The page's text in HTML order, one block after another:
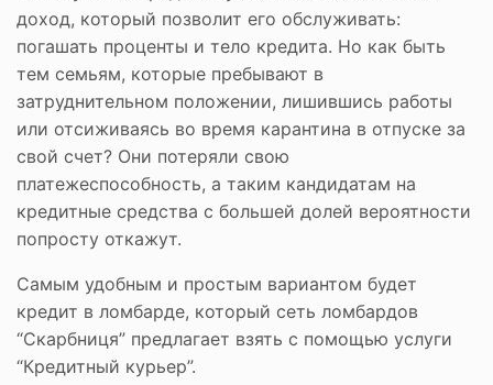
доход, который позволит его обслуживать:
погашать проценты и тело кредита. Но как быть
тем семьям, которые пребывают в
затруднительном положении, лишившись работы
или отсиживаясь во время карантина в отпуске за
свой счет? Они потеряли свою
платежеспособность, а таким кандидатам на
кредитные средства с большей долей вероятности
попросту откажут.
Самым удобным и простым вариантом будет
кредит в ломбарде, который сеть ломбардов
“Скарбниця” предлагает взять с помощью услуги
“Кредитный курьер”.